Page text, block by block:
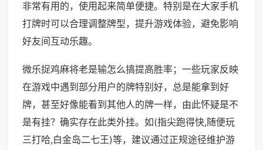
非常有用的，使用起来简单便捷。特别是在大家手机
打牌时可以合理调整牌型，提升游戏体验，避免影响
好友间互动乐趣。
微乐捉鸡麻将老是输怎么搞提高胜率；一些玩家反映
在游戏中遇到部分用户的牌特别好，总是能拿到好
牌，甚至好像能看到其他人的牌一样，由此怀疑是不
是有挂？确实存在此类外挂。如(指尖跑得快,随便玩
三打哈,白金岛二七王)等，建议通过正规途径维护游